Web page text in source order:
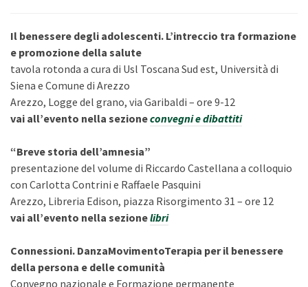
Il benessere degli adolescenti. L’intreccio tra formazione
e promozione della salute
tavola rotonda a cura di Usl Toscana Sud est, Università di
Siena e Comune di Arezzo
Arezzo, Logge del grano, via Garibaldi – ore 9-12
vai all’evento nella sezioneconvegni e dibattiti
“Breve storia dell’amnesia”
presentazione del volume di Riccardo Castellana a colloquio
con Carlotta Contrini e Raffaele Pasquini
Arezzo, Libreria Edison, piazza Risorgimento 31 – ore 12
vai all’evento nella sezionelibri
Connessioni. DanzaMovimentoTerapia per il benessere
della persona e delle comunità
Convegno nazionale e Formazione permanente